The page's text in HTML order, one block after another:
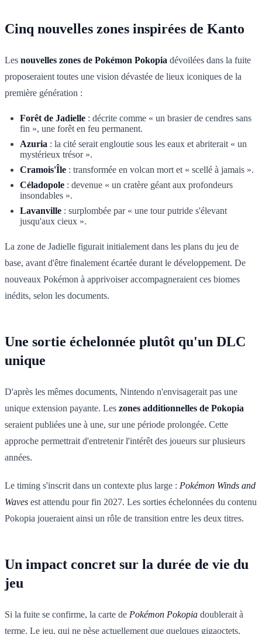
Cinq nouvelles zones inspirées de Kanto
Les nouvelles zones de Pokémon Pokopia dévoilées dans la fuite
proposeraient toutes une vision dévastée de lieux iconiques de la
première génération :
Forêt de Jadielle : décrite comme « un brasier de cendres sans
fin », une forêt en feu permanent.
Azuria : la cité serait engloutie sous les eaux et abriterait « un
mystérieux trésor ».
Cramois'Île : transformée en volcan mort et « scellé à jamais ».
Céladopole : devenue « un cratère géant aux profondeurs
insondables ».
Lavanville : surplombée par « une tour putride s'élevant
jusqu'aux cieux ».
La zone de Jadielle figurait initialement dans les plans du jeu de
base, avant d'être finalement écartée durant le développement. De
nouveaux Pokémon à apprivoiser accompagneraient ces biomes
inédits, selon les documents.
Une sortie échelonnée plutôt qu'un DLC
unique
D'après les mêmes documents, Nintendo n'envisagerait pas une
unique extension payante. Les zones additionnelles de Pokopia
seraient publiées une à une, sur une période prolongée. Cette
approche permettrait d'entretenir l'intérêt des joueurs sur plusieurs
années.
Le timing s'inscrit dans un contexte plus large : Pokémon Winds and
Waves est attendu pour fin 2027. Les sorties échelonnées du contenu
Pokopia joueraient ainsi un rôle de transition entre les deux titres.
Un impact concret sur la durée de vie du
jeu
Si la fuite se confirme, la carte de Pokémon Pokopia doublerait à
terme. Le jeu, qui ne pèse actuellement que quelques gigaoctets,